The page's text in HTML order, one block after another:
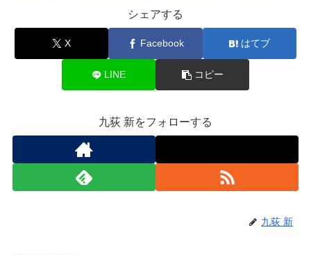
シェアする
X Facebook はてブ
LINE コピー
九荻 新をフォローする
九荻 新